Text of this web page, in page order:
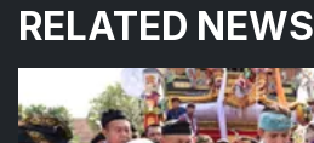
RELATED NEWS